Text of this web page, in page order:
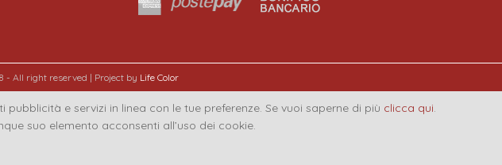
- All right reserved | Project by Life Color
e servizi in linea con le tue preferenze. Se vuoi saperne di più clicca qui.
suo elemento acconsenti all’uso dei cookie.